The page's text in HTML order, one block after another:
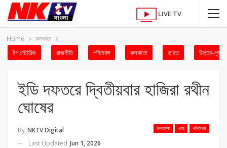
LIVE TV
Home কলকাতা
টপ স্টোরিজ রাজনীতি পশ্চিমবঙ্গ কলকাতা ভারত উত্তর-পূর্ব
ইডি দফতরে দ্বিতীয়বার হাজিরা রথীন
ঘোষের
কলকাতা খবর পশ্চিমবঙ্গ
By NKTV Digital
Last Updated Jun 1, 2026